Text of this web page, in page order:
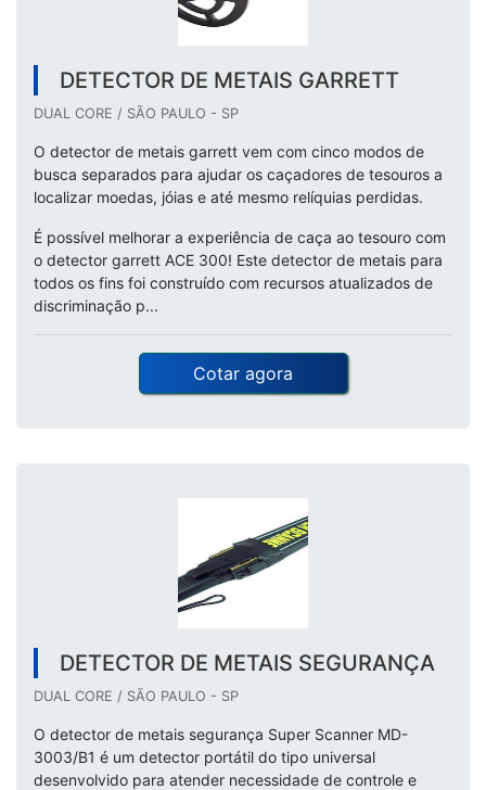
DETECTOR DE METAIS GARRETT
DUAL CORE / SÃO PAULO - SP
O detector de metais garrett vem com cinco modos de
busca separados para ajudar os caçadores de tesouros a
localizar moedas, jóias e até mesmo relíquias perdidas.
É possível melhorar a experiência de caça ao tesouro com
o detector garrett ACE 300! Este detector de metais para
todos os fins foi construído com recursos atualizados de
discriminação p...
Cotar agora
DETECTOR DE METAIS SEGURANÇA
DUAL CORE / SÃO PAULO - SP
O detector de metais segurança Super Scanner MD-
3003/B1 é um detector portátil do tipo universal
desenvolvido para atender necessidade de controle e